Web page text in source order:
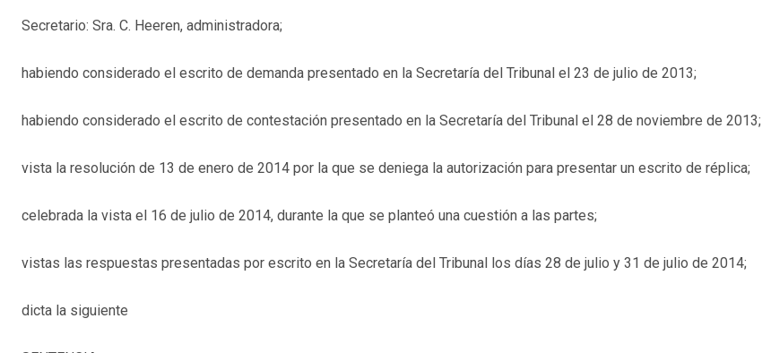
Secretario: Sra. C. Heeren, administradora;
habiendo considerado el escrito de demanda presentado en la Secretaría del Tribunal el 23 de julio de 2013;
habiendo considerado el escrito de contestación presentado en la Secretaría del Tribunal el 28 de noviembre de 2013;
vista la resolución de 13 de enero de 2014 por la que se deniega la autorización para presentar un escrito de réplica;
celebrada la vista el 16 de julio de 2014, durante la que se planteó una cuestión a las partes;
vistas las respuestas presentadas por escrito en la Secretaría del Tribunal los días 28 de julio y 31 de julio de 2014;
dicta la siguiente